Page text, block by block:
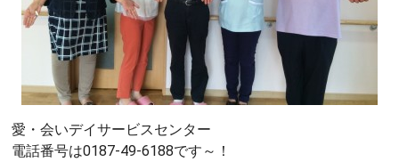
愛・会いデイサービスセンター
電話番号は0187-49-6188です～！